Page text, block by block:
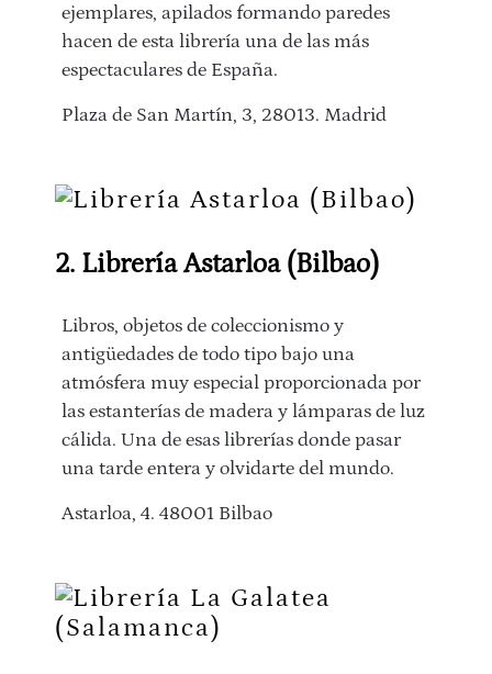
ejemplares, apilados formando paredes
hacen de esta librería una de las más
espectaculares de España.
Plaza de San Martín, 3, 28013. Madrid
2. Librería Astarloa (Bilbao)
Libros, objetos de coleccionismo y
antigüedades de todo tipo bajo una
atmósfera muy especial proporcionada por
las estanterías de madera y lámparas de luz
cálida. Una de esas librerías donde pasar
una tarde entera y olvidarte del mundo.
Astarloa, 4. 48001 Bilbao